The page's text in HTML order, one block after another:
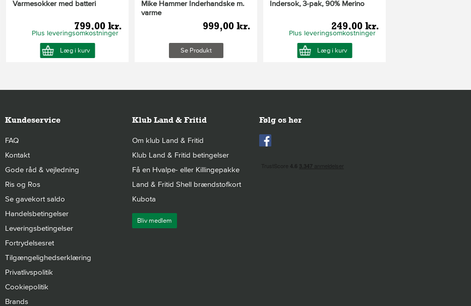
Varmesokker med batteri
799,00 kr.
Plus leveringsomkostninger
Læg i kurv
Mike Hammer Inderhandske m.
varme
999,00 kr.
Se Produkt
Indersok, 3-pak, 90% Merino
249,00 kr.
Plus leveringsomkostninger
Læg i kurv
Kundeservice
FAQ
Kontakt
Gode råd & vejledning
Ris og Ros
Se gavekort saldo
Handelsbetingelser
Leveringsbetingelser
Fortrydelsesret
Tilgængelighedserklæring
Privatlivspolitik
Cookiepolitik
Brands
Klub Land & Fritid
Om klub Land & Fritid
Klub Land & Fritid betingelser
Få en Hvalpe- eller Killingepakke
Land & Fritid Shell brændstofkort
Kubota
Bliv medlem
Følg os her